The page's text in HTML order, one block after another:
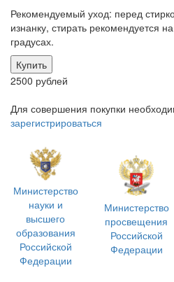
Рекомендуемый уход: перед
изнанку, стирать рекомендуется
градусах.
Купить
2500 рублей
Для совершения покупки
зарегистрироваться
Министерство
науки и
высшего
образования
Российской
Федерации
Министерство
просвещения
Российской
Федерации